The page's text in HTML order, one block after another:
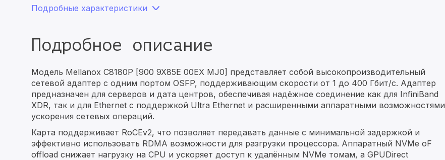
Подробные характеристики
Подробное описание
Модель Mellanox C8180P [900 9X85E 00EX MJ0] представляет собой высокопроизводительный
сетевой адаптер с одним портом OSFP, поддерживающим скорости от 1 до 400 Гбит/с. Адаптер
предназначен для серверов и дата центров, обеспечивая надёжное соединение как для InfiniBand
XDR, так и для Ethernet с поддержкой Ultra Ethernet и расширенными аппаратными возможностями
ускорения сетевых операций.
Карта поддерживает RoCEv2, что позволяет передавать данные с минимальной задержкой и
эффективно использовать RDMA возможности для разгрузки процессора. Аппаратный NVMe oF
offload снижает нагрузку на CPU и ускоряет доступ к удалённым NVMe томам, а GPUDirect